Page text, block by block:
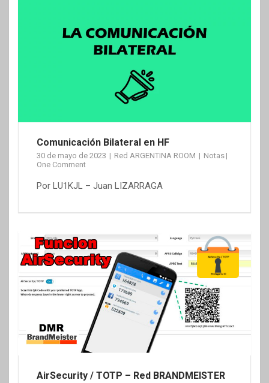
Comunicación Bilateral en HF
30 de mayo de 2023 Red ARGENTINA ROOM
Notas
One Comment
Por LU1KJL – Juan LIZARRAGA
AirSecurity / TOTP – Red BRANDMEISTER